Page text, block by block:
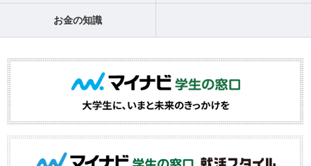
お金の知識